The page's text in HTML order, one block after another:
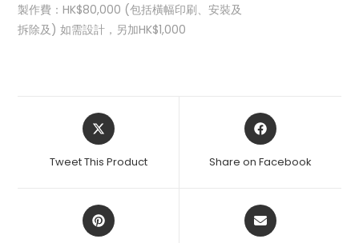
製作費：HK$80,000 (包括橫幅印刷、安裝及
拆除及) 如需設計，另加HK$1,000
Tweet This Product Share on Facebook